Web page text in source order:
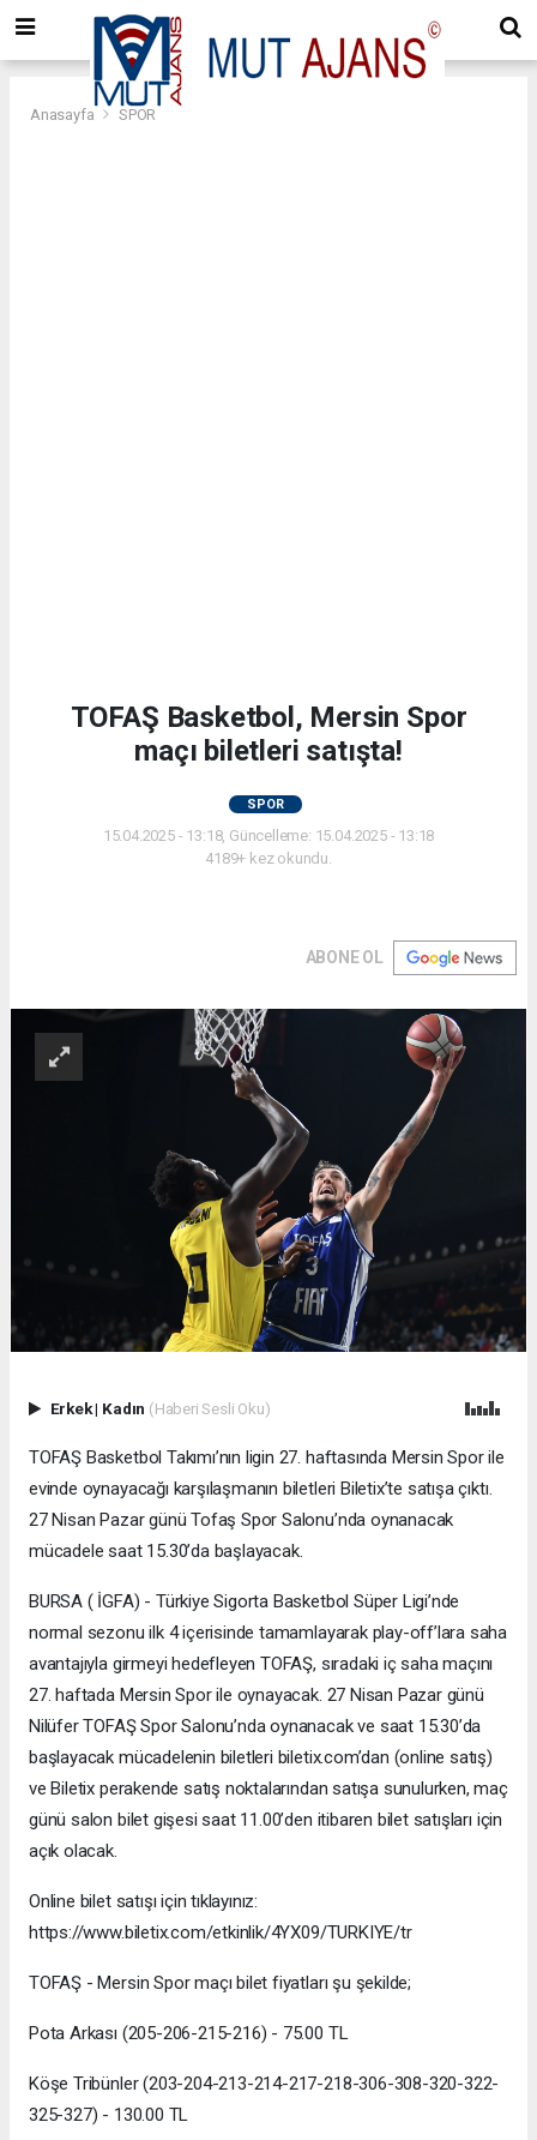
Anasayfa SPOR
TOFAŞ Basketbol, Mersin Spor
maçı biletleri satışta!
SPOR
15.04.2025 - 13:18, Güncelleme: 15.04.2025 - 13:18
4189+ kez okundu.
ABONE OL
Erkek| Kadın (Haberi Sesli Oku)
TOFAŞ Basketbol Takımı’nın ligin 27. haftasında Mersin Spor ile
evinde oynayacağı karşılaşmanın biletleri Biletix’te satışa çıktı.
27 Nisan Pazar günü Tofaş Spor Salonu’nda oynanacak
mücadele saat 15.30’da başlayacak.
BURSA ( İGFA) - Türkiye Sigorta Basketbol Süper Ligi’nde
normal sezonu ilk 4 içerisinde tamamlayarak play-off’lara saha
avantajıyla girmeyi hedefleyen TOFAŞ, sıradaki iç saha maçını
27. haftada Mersin Spor ile oynayacak. 27 Nisan Pazar günü
Nilüfer TOFAŞ Spor Salonu’nda oynanacak ve saat 15.30’da
başlayacak mücadelenin biletleri biletix.com’dan (online satış)
ve Biletix perakende satış noktalarından satışa sunulurken, maç
günü salon bilet gişesi saat 11.00’den itibaren bilet satışları için
açık olacak.
Online bilet satışı için tıklayınız:
https://www.biletix.com/etkinlik/4YX09/TURKIYE/tr
TOFAŞ - Mersin Spor maçı bilet fiyatları şu şekilde;
Pota Arkası (205-206-215-216) - 75.00 TL
Köşe Tribünler (203-204-213-214-217-218-306-308-320-322-
325-327) - 130.00 TL